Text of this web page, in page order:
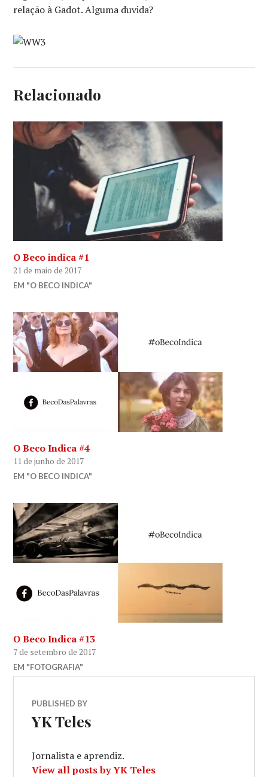
relação à Gadot. Alguma duvida?
Relacionado
O Beco indica #1
21 de maio de 2017
EM "O BECO INDICA"
O Beco Indica #4
11 de junho de 2017
EM "O BECO INDICA"
O Beco Indica #13
7 de setembro de 2017
EM "FOTOGRAFIA"
PUBLISHED BY
YK Teles
Jornalista e aprendiz.
View all posts by YK Teles